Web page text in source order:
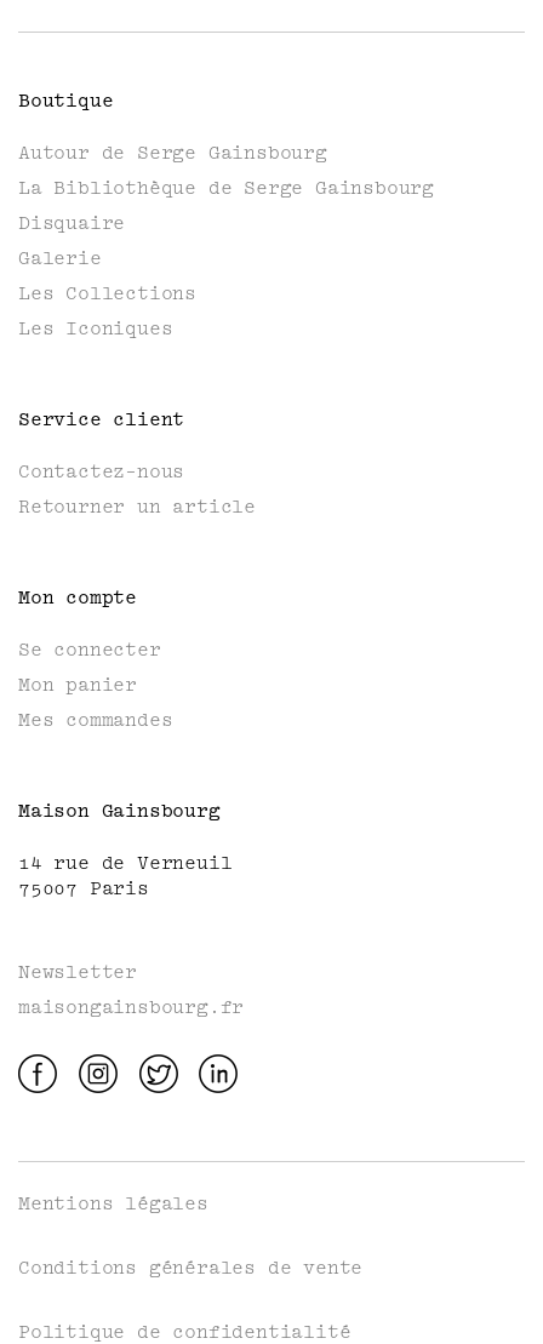
Boutique
Autour de Serge Gainsbourg
La Bibliothèque de Serge Gainsbourg
Disquaire
Galerie
Les Collections
Les Iconiques
Service client
Contactez-nous
Retourner un article
Mon compte
Se connecter
Mon panier
Mes commandes
Maison Gainsbourg
14 rue de Verneuil
75007 Paris
Newsletter
maisongainsbourg.fr
Mentions légales
Conditions générales de vente
Politique de confidentialité